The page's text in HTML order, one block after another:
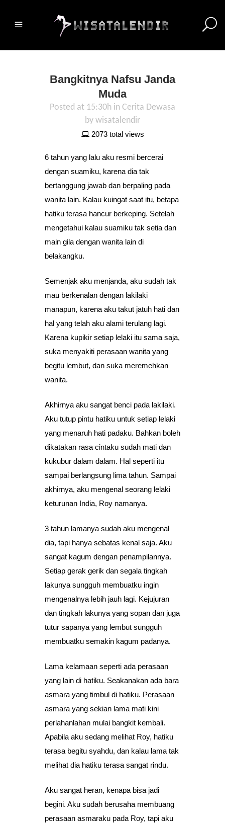
Bangkitnya Nafsu Janda
Muda
Posted at 15:30h in Cerita Dewasa
by wisatalendir
2073 total views
6 tahun yang lalu aku resmi bercerai
dengan suamiku, karena dia tak
bertanggung jawab dan berpaling pada
wanita lain. Kalau kuingat saat itu, betapa
hatiku terasa hancur berkeping. Setelah
mengetahui kalau suamiku tak setia dan
main gila dengan wanita lain di
belakangku.
Semenjak aku menjanda, aku sudah tak
mau berkenalan dengan lakilaki
manapun, karena aku takut jatuh hati dan
hal yang telah aku alami terulang lagi.
Karena kupikir setiap lelaki itu sama saja,
suka menyakiti perasaan wanita yang
begitu lembut, dan suka meremehkan
wanita.
Akhirnya aku sangat benci pada lakilaki.
Aku tutup pintu hatiku untuk setiap lelaki
yang menaruh hati padaku. Bahkan boleh
dikatakan rasa cintaku sudah mati dan
kukubur dalam dalam. Hal seperti itu
sampai berlangsung lima tahun. Sampai
akhirnya, aku mengenal seorang lelaki
keturunan India, Roy namanya.
3 tahun lamanya sudah aku mengenal
dia, tapi hanya sebatas kenal saja. Aku
sangat kagum dengan penampilannya.
Setiap gerak gerik dan segala tingkah
lakunya sungguh membuatku ingin
mengenalnya lebih jauh lagi. Kejujuran
dan tingkah lakunya yang sopan dan juga
tutur sapanya yang lembut sungguh
membuatku semakin kagum padanya.
Lama kelamaan seperti ada perasaan
yang lain di hatiku. Seakanakan ada bara
asmara yang timbul di hatiku. Perasaan
asmara yang sekian lama mati kini
perlahanlahan mulai bangkit kembali.
Apabila aku sedang melihat Roy, hatiku
terasa begitu syahdu, dan kalau lama tak
melihat dia hatiku terasa sangat rindu.
Aku sangat heran, kenapa bisa jadi
begini. Aku sudah berusaha membuang
perasaan asmaraku pada Roy, tapi aku